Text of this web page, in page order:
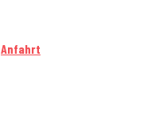
Anfahrt